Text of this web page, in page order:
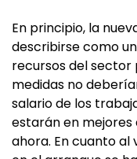
En principio, la
describirse como
recursos del sector
medidas no
salario de los
estarán en mejores
ahora. En cuanto